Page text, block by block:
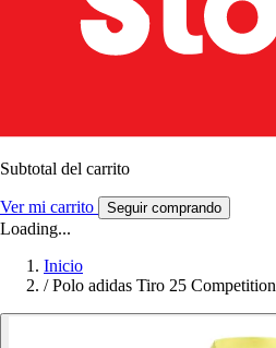
Subtotal del carrito
Ver mi carrito Seguir comprando
Loading...
Inicio
/ Polo adidas Tiro 25 Competition